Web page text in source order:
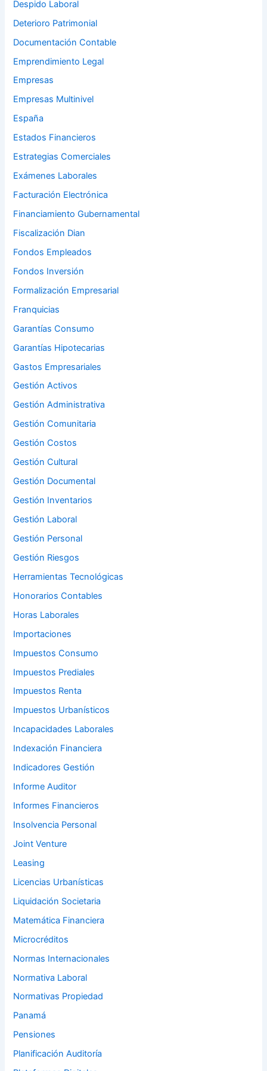
Despido Laboral
Deterioro Patrimonial
Documentación Contable
Emprendimiento Legal
Empresas
Empresas Multinivel
España
Estados Financieros
Estrategias Comerciales
Exámenes Laborales
Facturación Electrónica
Financiamiento Gubernamental
Fiscalización Dian
Fondos Empleados
Fondos Inversión
Formalización Empresarial
Franquicias
Garantías Consumo
Garantías Hipotecarias
Gastos Empresariales
Gestión Activos
Gestión Administrativa
Gestión Comunitaria
Gestión Costos
Gestión Cultural
Gestión Documental
Gestión Inventarios
Gestión Laboral
Gestión Personal
Gestión Riesgos
Herramientas Tecnológicas
Honorarios Contables
Horas Laborales
Importaciones
Impuestos Consumo
Impuestos Prediales
Impuestos Renta
Impuestos Urbanísticos
Incapacidades Laborales
Indexación Financiera
Indicadores Gestión
Informe Auditor
Informes Financieros
Insolvencia Personal
Joint Venture
Leasing
Licencias Urbanísticas
Liquidación Societaria
Matemática Financiera
Microcréditos
Normas Internacionales
Normativa Laboral
Normativas Propiedad
Panamá
Pensiones
Planificación Auditoría